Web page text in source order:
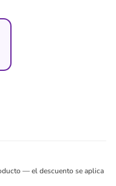
— el descuento se aplica